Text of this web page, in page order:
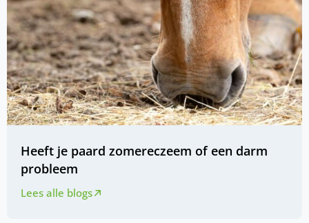
Heeft je paard zomereczeem of een darm
probleem
Lees alle blogs